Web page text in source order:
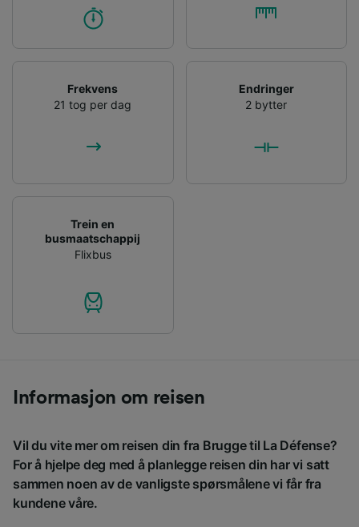
Frekvens
21 tog per dag
Endringer
2 bytter
Trein en
busmaatschappij
Flixbus
Informasjon om reisen
Vil du vite mer om reisen din fra Brugge til La Défense?
For å hjelpe deg med å planlegge reisen din har vi satt
sammen noen av de vanligste spørsmålene vi får fra
kundene våre.